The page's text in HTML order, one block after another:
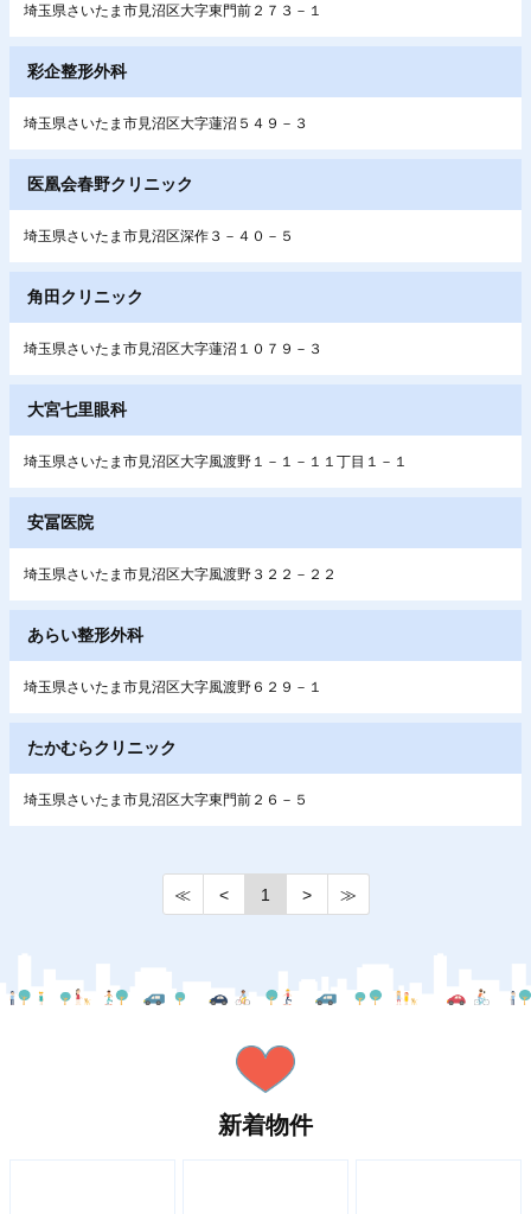
埼玉県さいたま市見沼区大字東門前２７３－１
彩企整形外科
埼玉県さいたま市見沼区大字蓮沼５４９－３
医凰会春野クリニック
埼玉県さいたま市見沼区深作３－４０－５
角田クリニック
埼玉県さいたま市見沼区大字蓮沼１０７９－３
大宮七里眼科
埼玉県さいたま市見沼区大字風渡野１－１－１１丁目１－１
安冨医院
埼玉県さいたま市見沼区大字風渡野３２２－２２
あらい整形外科
埼玉県さいたま市見沼区大字風渡野６２９－１
たかむらクリニック
埼玉県さいたま市見沼区大字東門前２６－５
≪ < 1 > ≫
新着物件